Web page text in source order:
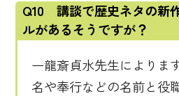
Q10 講談で歴史ネタの新
ルがあるそうですが？
一龍斎貞水先生によりま
名や奉行などの名前と役